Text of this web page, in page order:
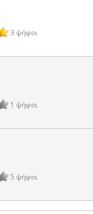
3 ψήφοι
1 ψήφοι
5 ψήφοι